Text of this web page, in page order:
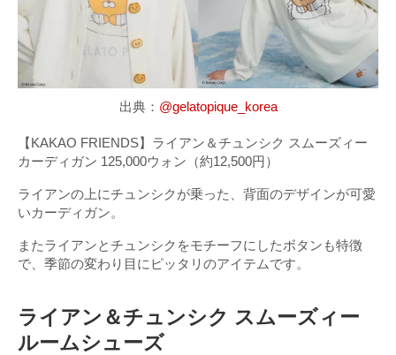
出典： @gelatopique_korea
【KAKAO FRIENDS】ライアン＆チュンシク スムーズィー
カーディガン 125,000ウォン（約12,500円）
ライアンの上にチュンシクが乗った、背面のデザインが可愛
いカーディガン。
またライアンとチュンシクをモチーフにしたボタンも特徴
で、季節の変わり目にピッタリのアイテムです。
ライアン＆チュンシク スムーズィー
ルームシューズ